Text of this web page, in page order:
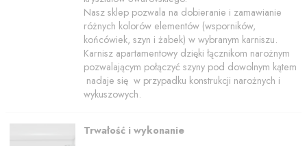
Nasz sklep pozwala na dobieranie i zamawianie
różnych kolorów elementów (wsporników,
końcówiek, szyn i żabek) w wybranym karniszu.
Karnisz apartamentowy dzięki łącznikom narożnym
pozwalającym połączyć szyny pod dowolnym kątem
nadaje się w przypadku konstrukcji narożnych i
wykuszowych.
Trwałość i wykonanie